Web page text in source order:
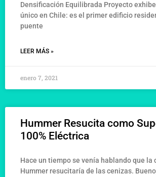
Densificación Equilibrada Proyecto
único en Chile: es el primer edificio
puente
LEER MÁS »
enero 7, 2021
Hummer Resucita como
100% Eléctrica
Hace un tiempo se venía hablando que la
Hummer resucitaría de las cenizas.